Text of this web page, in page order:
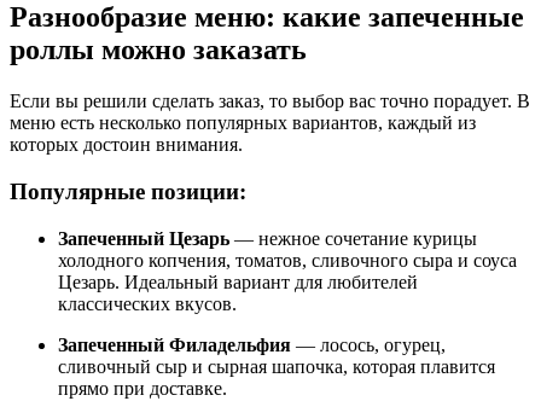
Разнообразие меню: какие запеченные
роллы можно заказать
Если вы решили сделать заказ, то выбор вас точно порадует. В
меню есть несколько популярных вариантов, каждый из
которых достоин внимания.
Популярные позиции:
Запеченный Цезарь — нежное сочетание курицы
холодного копчения, томатов, сливочного сыра и соуса
Цезарь. Идеальный вариант для любителей
классических вкусов.
Запеченный Филадельфия — лосось, огурец,
сливочный сыр и сырная шапочка, которая плавится
прямо при доставке.